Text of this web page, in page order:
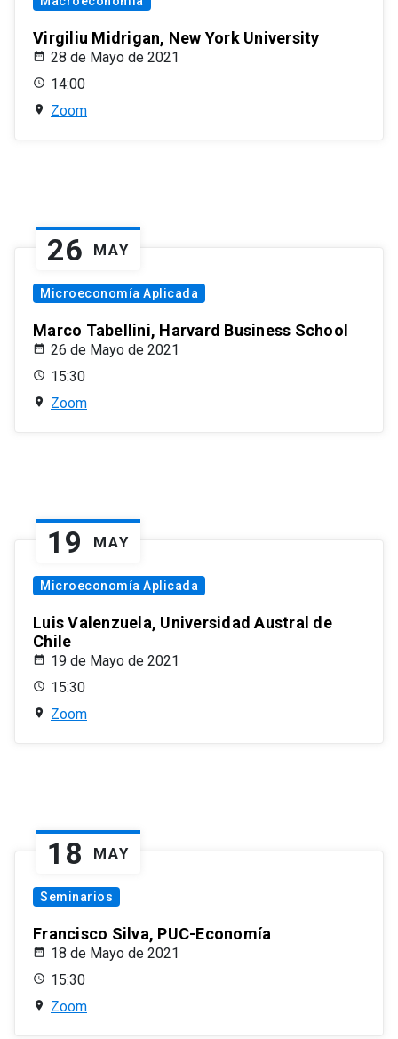
Virgiliu Midrigan, New York University
28 de Mayo de 2021
14:00
Zoom
26 MAY
Microeconomía Aplicada
Marco Tabellini, Harvard Business School
26 de Mayo de 2021
15:30
Zoom
19 MAY
Microeconomía Aplicada
Luis Valenzuela, Universidad Austral de
Chile
19 de Mayo de 2021
15:30
Zoom
18 MAY
Seminarios
Francisco Silva, PUC-Economía
18 de Mayo de 2021
15:30
Zoom